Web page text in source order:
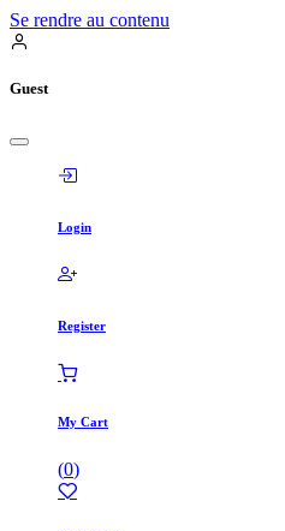
Se rendre au contenu
Guest
Login
Register
My Cart
(0)